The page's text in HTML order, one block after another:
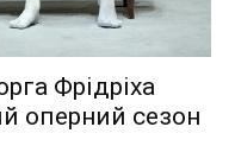
Фрідріха
оперний сезон